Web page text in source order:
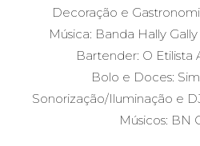
Decoração e
Música: Banda Hally Gally
Bartender: O Etilista
Bolo e Doces:
Sonorização/Iluminação e
Músicos: BN